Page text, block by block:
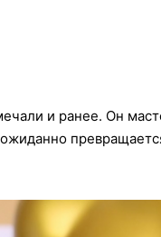
и ранее. Он